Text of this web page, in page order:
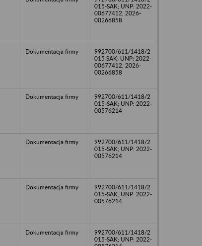
015-SAK; UNP: 2022-
00677412, 2026-
00266858
Dokumentacja firmy
992700/611/1418/2
015 SAK; UNP: 2022-
00677412, 2026-
00266858
Dokumentacja firmy
992700/611/1418/2
015-SAK; UNP: 2022-
00576214
Dokumentacja firmy
992700/611/1418/2
015-SAK; UNP: 2022-
00576214
Dokumentacja firmy
992700/611/1418/2
015-SAK; UNP: 2022-
00576214
Dokumentacja firmy
992700/611/1418/2
015-SAK; UNP: 2022-